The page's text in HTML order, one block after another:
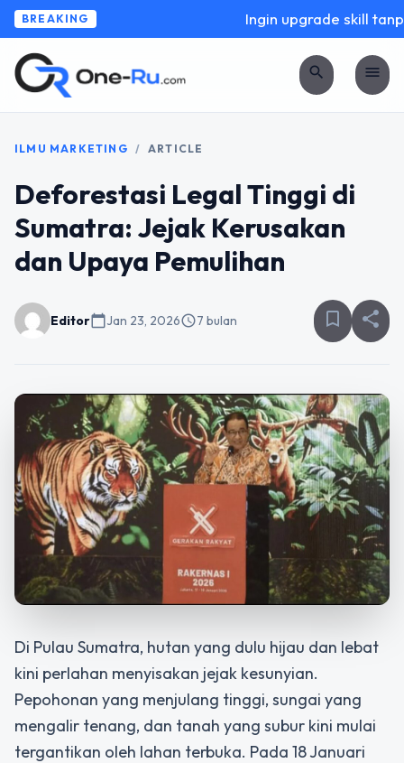
BREAKING Ingin upgrade skill
search menu
ILMU MARKETING / ARTICLE
Deforestasi Legal Tinggi di
Sumatra: Jejak Kerusakan
dan Upaya Pemulihan
Editorcalendar_today Jan 23, 2026schedule7 bulan bookmark_border share
Di Pulau Sumatra, hutan yang dulu hijau dan lebat
kini perlahan menyisakan jejak kesunyian.
Pepohonan yang menjulang tinggi, sungai yang
mengalir tenang, dan tanah yang subur kini mulai
tergantikan oleh lahan terbuka. Pada 18 Januari